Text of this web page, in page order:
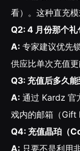
看）。这种直充
Q2: 4 月份那个礼
A:专家建议优先
供应比单次充值更
Q3: 充值后多久能
A:通过 Kardz 官
戏内的邮箱（Gift
Q4: 充值晶珀（
A:只要不是利用